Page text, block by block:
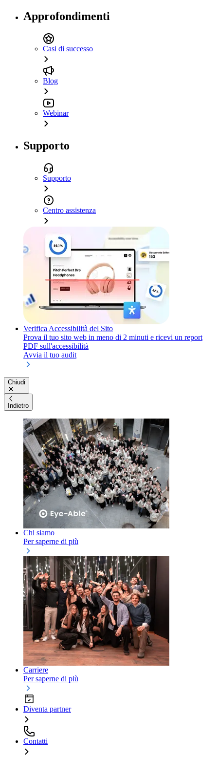
Approfondimenti
Casi di successo
Blog
Webinar
Supporto
Supporto
Centro assistenza
Verifica Accessibilità del Sito
Prova il tuo sito web in meno di 2 minuti e ricevi un report
PDF sull'accessibilità
Avvia il tuo audit
Chiudi
Indietro
Chi siamo
Per saperne di più
Carriere
Per saperne di più
Diventa partner
Contatti